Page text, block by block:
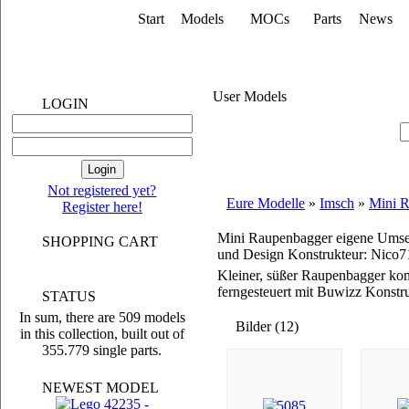
Start Models MOCs Parts News
LOGIN
Not registered yet?
Register here!
SHOPPING CART
STATUS
In sum, there are 509 models
in this collection, built out of
355.779 single parts.
NEWEST MODEL
User Models
Eure Modelle » Imsch » Mini
Mini Raupenbagger eigene
und Design Konstrukteur:
Kleiner, süßer Raupenbagger
ferngesteuert mit Buwizz
Bilder (12)